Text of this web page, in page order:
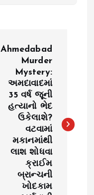
Ahmedabad
Murder
Mystery:
અમદાવાદમાં
35 વર્ષ જૂની
હત્યાનો ભેદ
ઉકેલાશે?
વટવામાં
મકાનમાંથી
લાશ શોધવા
ક્રાઈમ
બ્રાન્ચની
ખોદકામ